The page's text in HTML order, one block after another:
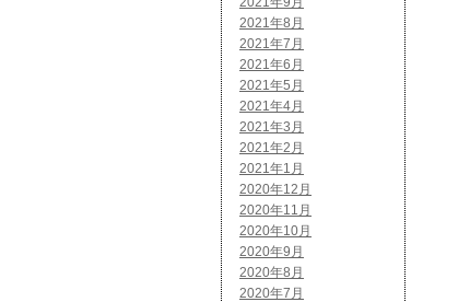
2021年8月
2021年7月
2021年6月
2021年5月
2021年4月
2021年3月
2021年2月
2021年1月
2020年12月
2020年11月
2020年10月
2020年9月
2020年8月
2020年7月